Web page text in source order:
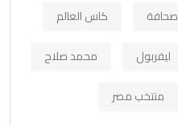
صحافة
كاس العالم
ليفربول
محمد صلاح
منتخب مصر